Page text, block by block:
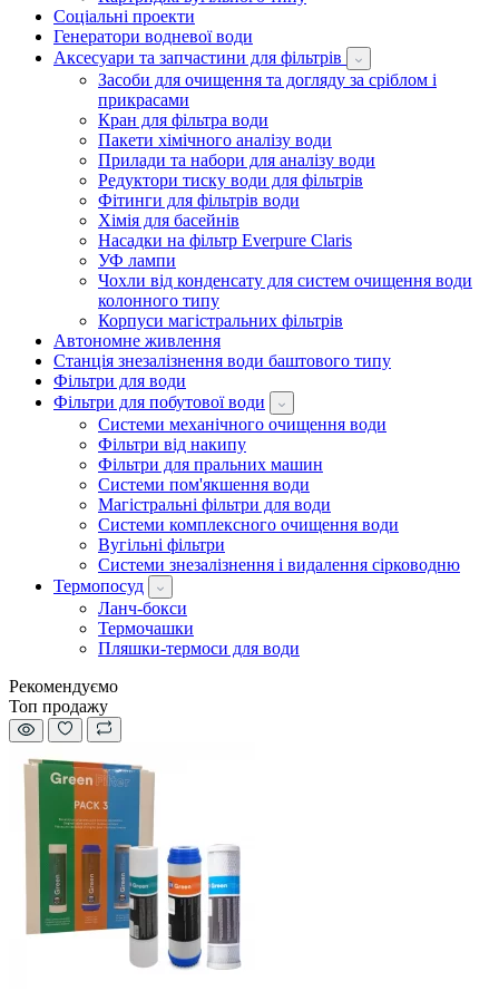
Соціальні проекти
Генератори водневої води
Аксесуари та запчастини для фільтрів
Засоби для очищення та догляду за сріблом і
прикрасами
Кран для фільтра води
Пакети хімічного аналізу води
Прилади та набори для аналізу води
Редуктори тиску води для фільтрів
Фітинги для фільтрів води
Хімія для басейнів
Насадки на фільтр Everpure Claris
УФ лампи
Чохли від конденсату для систем очищення води
колонного типу
Корпуси магістральних фільтрів
Автономне живлення
Станція знезалізнення води баштового типу
Фільтри для води
Фільтри для побутової води
Системи механічного очищення води
Фільтри від накипу
Фільтри для пральних машин
Системи пом'якшення води
Магістральні фільтри для води
Системи комплексного очищення води
Вугільні фільтри
Системи знезалізнення і видалення сірководню
Термопосуд
Ланч-бокси
Термочашки
Пляшки-термоси для води
Рекомендуємо
Топ продажу